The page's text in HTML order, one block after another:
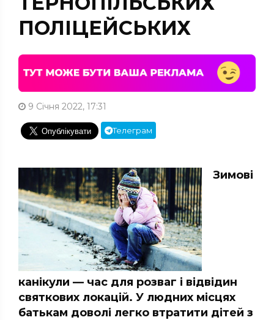
ПОЛІЦЕЙСЬКИХ
9 Січня 2022, 17:31
Телеграм
Зимові
канікули — час для розваг і відвідин
святкових локацій. У людних місцях
батькам доволі легко втратити дітей з